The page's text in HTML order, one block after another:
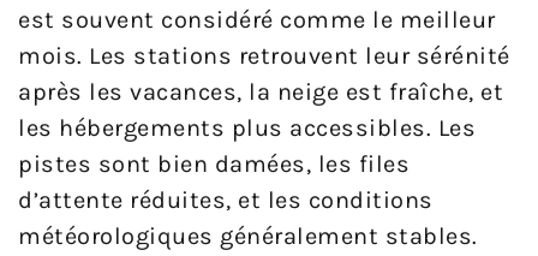
est souvent considéré comme le meilleur
mois. Les stations retrouvent leur sérénité
après les vacances, la neige est fraîche, et
les hébergements plus accessibles. Les
pistes sont bien damées, les files
d’attente réduites, et les conditions
météorologiques généralement stables.